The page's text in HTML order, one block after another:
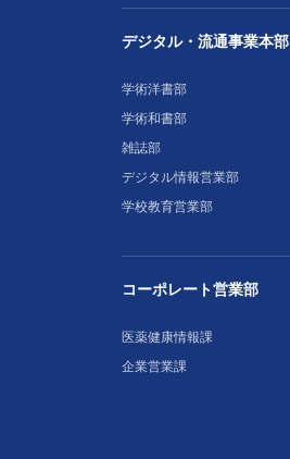
デジタル・流通事業本部
学術洋書部
学術和書部
雑誌部
デジタル情報営業部
学校教育営業部
コーポレート営業部
医薬健康情報課
企業営業課